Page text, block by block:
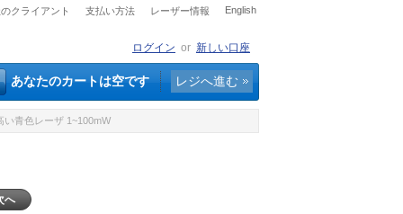
クライアント 支払い方法 レーザー情報 English
ログイン or 新しい口座
あなたのカートは空です レジへ進む
青色レーザ 1~100mW
へ